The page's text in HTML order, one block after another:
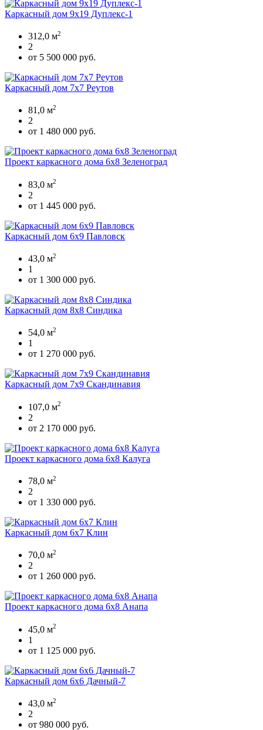
Каркасный дом 9х19 Дуплекс-1
312,0 м2
2
от 5 500 000 руб.
Каркасный дом 7х7 Реутов
81,0 м2
2
от 1 480 000 руб.
Проект каркасного дома 6х8 Зеленоград
83,0 м2
2
от 1 445 000 руб.
Каркасный дом 6х9 Павловск
43,0 м2
1
от 1 300 000 руб.
Каркасный дом 8х8 Синдика
54,0 м2
1
от 1 270 000 руб.
Каркасный дом 7х9 Скандинавия
107,0 м2
2
от 2 170 000 руб.
Проект каркасного дома 6х8 Калуга
78,0 м2
2
от 1 330 000 руб.
Каркасный дом 6х7 Клин
70,0 м2
2
от 1 260 000 руб.
Проект каркасного дома 6х8 Анапа
45,0 м2
1
от 1 125 000 руб.
Каркасный дом 6х6 Дачный-7
43,0 м2
2
от 980 000 руб.